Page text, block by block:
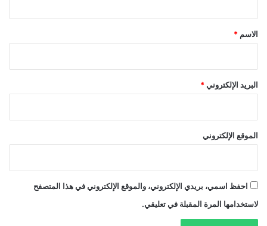
*
الاسم *
البريد الإلكتروني *
الموقع الإلكتروني
احفظ اسمي، بريدي الإلكتروني، والموقع الإلكتروني في هذا المتصفح
لاستخدامها المرة المقبلة في تعليقي.